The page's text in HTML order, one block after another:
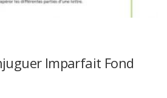
Imparfait Fond